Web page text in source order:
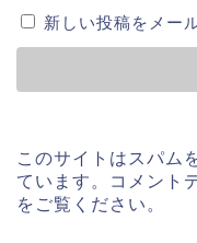
新しい投稿をメー
このサイトはスパム
ています。
コメント
をご覧ください 。